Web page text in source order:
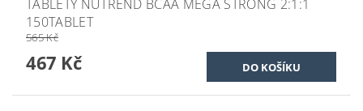
TABLETY NUTREND BCAA MEGA STRONG 2:1:1
150TABLET
565 Kč
467 Kč